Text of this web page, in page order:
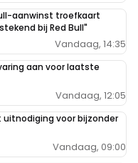
aanwinst troefkaart
bij Red Bull"
Vandaag, 14:35
aan voor laatste
Vandaag, 12:05
voor bijzonder
Vandaag, 09:00